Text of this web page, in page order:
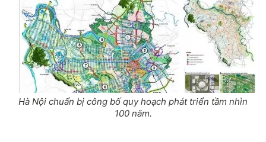
Hà Nội chuẩn bị công bố quy hoạch phát triển tầm nhìn
100 năm.